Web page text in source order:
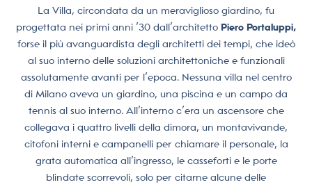
La Villa, circondata da un meraviglioso giardino, fu
progettata nei primi anni ’30 dall’architetto Piero Portaluppi,
forse il più avanguardista degli architetti dei tempi, che ideò
al suo interno delle soluzioni architettoniche e funzionali
assolutamente avanti per l’epoca. Nessuna villa nel centro
di Milano aveva un giardino, una piscina e un campo da
tennis al suo interno. All’interno c’era un ascensore che
collegava i quattro livelli della dimora, un montavivande,
citofoni interni e campanelli per chiamare il personale, la
grata automatica all’ingresso, le casseforti e le porte
blindate scorrevoli, solo per citarne alcune delle